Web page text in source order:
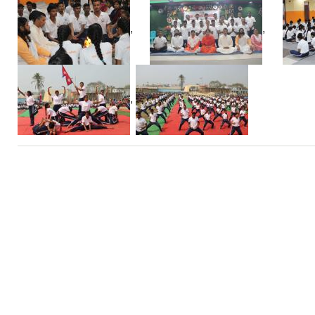
, ,
,